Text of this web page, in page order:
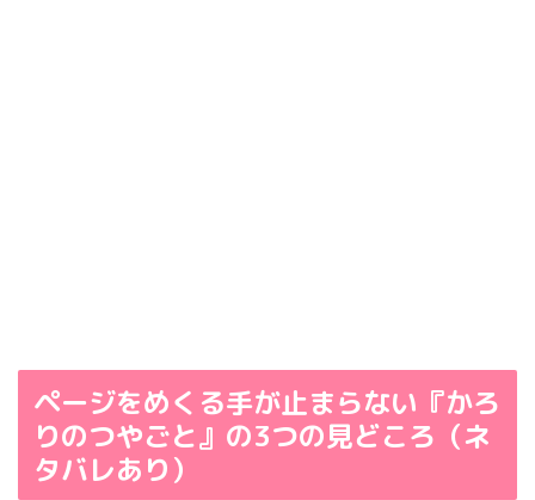
ページをめくる手が止まらない『かろ
りのつやごと』の3つの見どころ（ネ
タバレあり）